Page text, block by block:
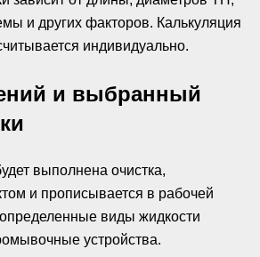
и других факторов. Калькуляция
индивидуально.
и выбранный
выполнена очистка,
и прописывается в рабочей
виды жидкости
устройства.